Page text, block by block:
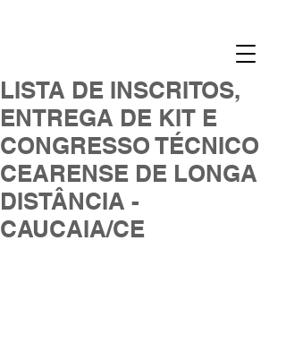
LISTA DE INSCRITOS,
ENTREGA DE KIT E
CONGRESSO TÉCNICO
CEARENSE DE LONGA
DISTÂNCIA -
CAUCAIA/CE